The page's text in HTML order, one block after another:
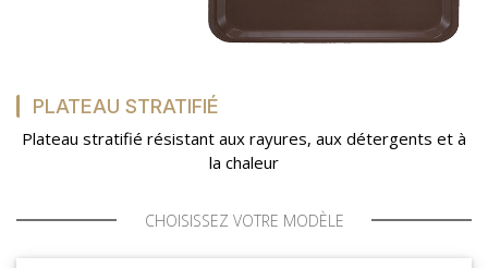
PLATEAU STRATIFIÉ
Plateau stratifié résistant aux rayures, aux détergents et à
la chaleur
CHOISISSEZ VOTRE MODÈLE